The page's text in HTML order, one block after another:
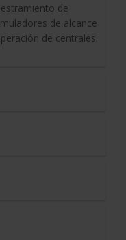
de
de alcance
de centrales.